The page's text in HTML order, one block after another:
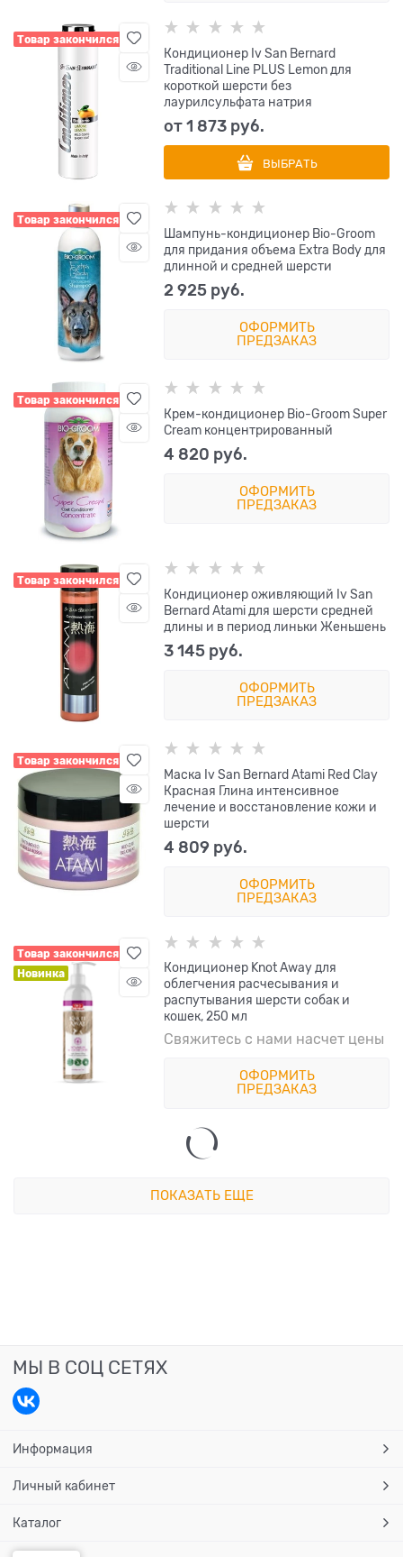
Товар закончился
Кондиционер Iv San Bernard
Traditional Line PLUS Lemon для
короткой шерсти без
лаурилсульфата натрия
от1 873 руб.
ВЫБРАТЬ
Товар закончился
Шампунь-кондиционер Bio-Groom
для придания объема Extra Body для
длинной и средней шерсти
2 925 руб.
ОФОРМИТЬ
ПРЕДЗАКАЗ
Товар закончился
Крем-кондиционер Bio-Groom Super
Cream концентрированный
4 820 руб.
ОФОРМИТЬ
ПРЕДЗАКАЗ
Товар закончился
Кондиционер оживляющий Iv San
Bernard Atami для шерсти средней
длины и в период линьки Женьшень
3 145 руб.
ОФОРМИТЬ
ПРЕДЗАКАЗ
Товар закончился
Маска Iv San Bernard Atami Red Clay
Красная Глина интенсивное
лечение и восстановление кожи и
шерсти
4 809 руб.
ОФОРМИТЬ
ПРЕДЗАКАЗ
Товар закончился
Новинка
Кондиционер Knot Away для
облегчения расчесывания и
распутывания шерсти собак и
кошек, 250 мл
Свяжитесь с нами насчет цены
ОФОРМИТЬ
ПРЕДЗАКАЗ
ПОКАЗАТЬ ЕЩЕ
МЫ В СОЦ СЕТЯХ
Информация
Личный кабинет
Каталог